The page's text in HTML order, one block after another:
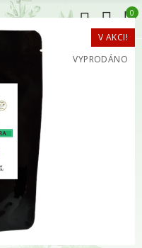
0
V AKCI!
VYPRODÁNO